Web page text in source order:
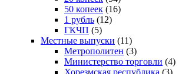
50 копеек (16)
1 рубль (12)
ГКЧП (5)
Местные выпуски (11)
Метрополитен (3)
Министерство торговли (4)
Хорезмская республика (3)